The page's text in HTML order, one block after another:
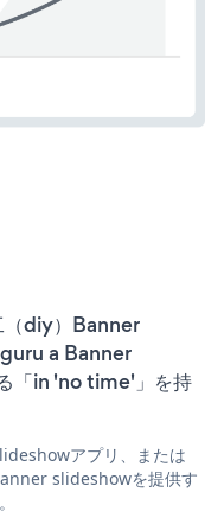
（diy）Banner
a Banner
「in 'no time'」を持
アプリ、または
slideshowを提供す